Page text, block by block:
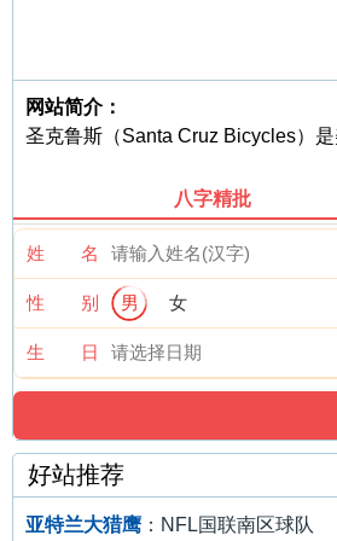
网站简介：
圣克鲁斯（Santa Cruz Bicycles）
八字精批
姓 名
性 别 男 女
生 日
好站推荐
亚特兰大猎鹰 ：NFL国联南区球队